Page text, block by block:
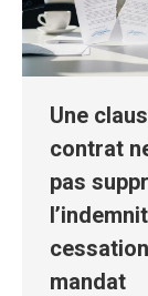
Une
contrat
pas
mandat